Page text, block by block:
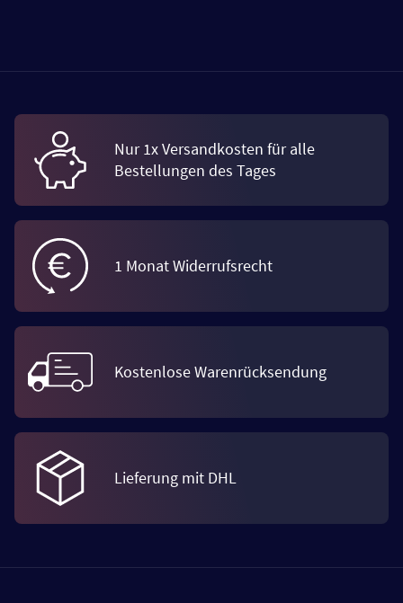
Nur 1x Versandkosten für alle
Bestellungen des Tages
1 Monat Widerrufsrecht
Kostenlose Warenrücksendung
Lieferung mit DHL